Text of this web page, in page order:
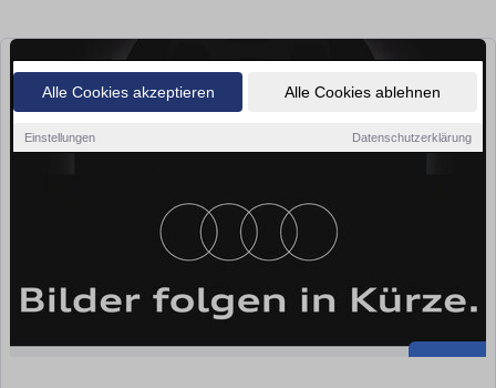
Alle Cookies akzeptieren Alle Cookies ablehnen
Einstellungen Datenschutzerklärung